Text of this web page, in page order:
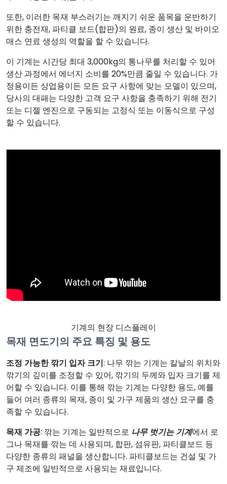
또한, 이러한 목재 부스러기는 깨지기 쉬운 품목을 운반하기
위한 충전재, 파티클 보드(합판)의 원료, 종이 생산 및 바이오
매스 연료 생성의 역할을 할 수 있습니다.
이 기계는 시간당 최대 3,000kg의 통나무를 처리할 수 있어
생산 과정에서 에너지 소비를 20%만큼 줄일 수 있습니다. 가
정용이든 상업용이든 모든 요구 사항에 맞는 모델이 있으며,
당사의 대패는 다양한 고객 요구 사항을 충족하기 위해 전기
또는 디젤 엔진으로 구동되는 고정식 또는 이동식으로 구성
할 수 있습니다.
기계의 현장 디스플레이
목재 면도기의 주요 특징 및 용도
조정 가능한 깎기 입자 크기: 나무 깎는 기계는 칼날의 위치와
깎기의 깊이를 조정할 수 있어, 깎기의 두께와 입자 크기를 제
어할 수 있습니다. 이를 통해 깎는 기계는 다양한 용도, 예를
들어 여러 종류의 목재, 종이 및 가구 제품의 생산 요구를 충
족할 수 있습니다.
목재 가공: 깎는 기계는 일반적으로 나무 벗기는 기계에서 로
그나 목재를 깎는 데 사용되며, 합판, 섬유판, 파티클보드 등
다양한 종류의 패널을 생산합니다. 파티클보드는 건설 및 가
구 제조에 일반적으로 사용되는 재료입니다.